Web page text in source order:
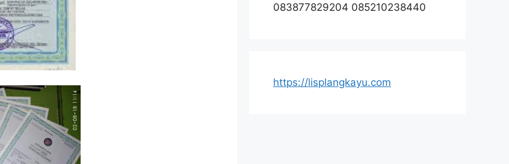
083877829204 085210238440
https://lisplangkayu.com